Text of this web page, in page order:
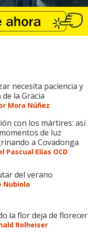
necesita paciencia y
de la Gracia
Mora Núñez
con los mártires: así
de luz
a Covadonga
Pascual Elías OCD
del verano
Nubiola
la flor deja de florecer
Rolheiser